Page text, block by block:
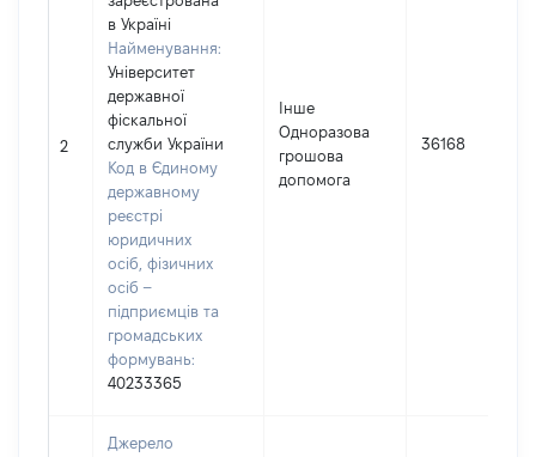
2
в Україні
Найменування:
Університет
державної
фіскальної
служби України
Код в Єдиному
державному
реєстрі
юридичних
осіб, фізичних
осіб –
підприємців та
громадських
формувань:
40233365
Інше
Одноразова
грошова
допомога
36168
Джерело